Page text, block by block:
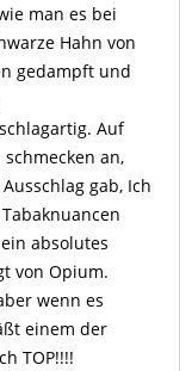
man es bei
Hahn von
gedampft und
Auf
an,
gab, Ich
absolutes
von Opium.
wenn es
einem der
TOP!!!!